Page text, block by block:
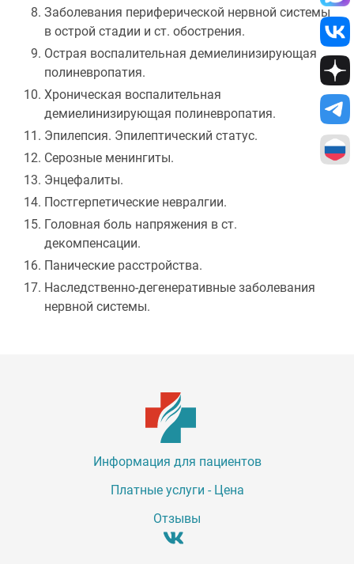
Заболевания периферической нервной системы
в острой стадии и ст. обострения.
Острая воспалительная демиелинизирующая
полиневропатия.
Хроническая воспалительная
демиелинизирующая полиневропатия.
Эпилепсия. Эпилептический статус.
Серозные менингиты.
Энцефалиты.
Постгерпетические невралгии.
Головная боль напряжения в ст.
декомпенсации.
Панические расстройства.
Наследственно-дегенеративные заболевания
нервной системы.
Информация для пациентов
Платные услуги - Цена
Отзывы